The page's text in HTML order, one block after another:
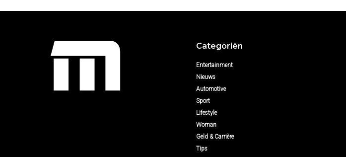
Categoriën
Entertainment
Nieuws
Automotive
Sport
Lifestyle
Woman
Geld & Carrière
Tips